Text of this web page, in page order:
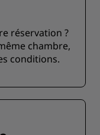
réservation ?
chambre,
conditions.